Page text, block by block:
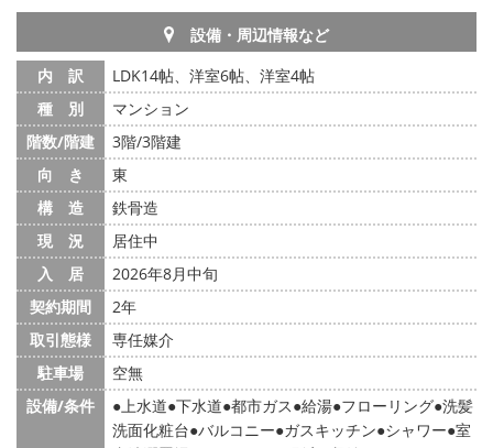
設備・周辺情報など
内 訳
LDK14帖、洋室6帖、洋室4帖
種 別
マンション
階数/階建
3階/3階建
向 き
東
構 造
鉄骨造
現 況
居住中
入 居
2026年8月中旬
契約期間
2年
取引態様
専任媒介
駐車場
空無
設備/条件
上水道 下水道 都市ガス 給湯 フローリング 洗髪
洗面化粧台 バルコニー ガスキッチン シャワー 室